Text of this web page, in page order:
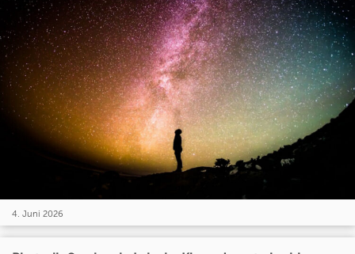
4. Juni 2026